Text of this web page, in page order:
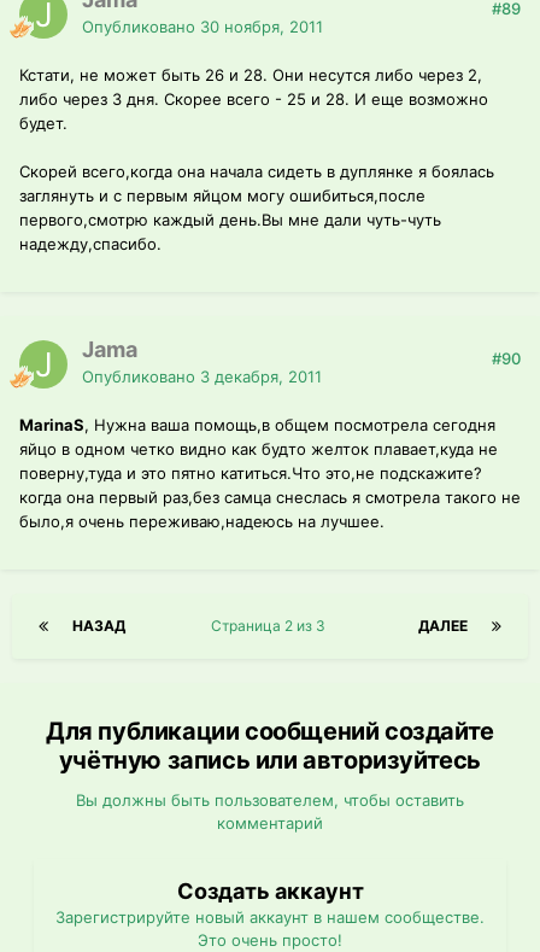
Опубликовано 30 ноября, 2011
#89
Кстати, не может быть 26 и 28. Они несутся либо через 2,
либо через 3 дня. Скорее всего - 25 и 28. И еще возможно
будет.
Скорей всего,когда она начала сидеть в дуплянке я боялась
заглянуть и с первым яйцом могу ошибиться,после
первого,смотрю каждый день.Вы мне дали чуть-чуть
надежду,спасибо.
Jama
Опубликовано 3 декабря, 2011
#90
MarinaS, Нужна ваша помощь,в общем посмотрела сегодня
яйцо в одном четко видно как будто желток плавает,куда не
поверну,туда и это пятно катиться.Что это,не подскажите?
когда она первый раз,без самца снеслась я смотрела такого не
было,я очень переживаю,надеюсь на лучшее.
НАЗАД ДАЛЕЕ
Страница 2 из 3
Для публикации сообщений создайте
учётную запись или авторизуйтесь
Вы должны быть пользователем, чтобы оставить
комментарий
Создать аккаунт
Зарегистрируйте новый аккаунт в нашем сообществе.
Это очень просто!